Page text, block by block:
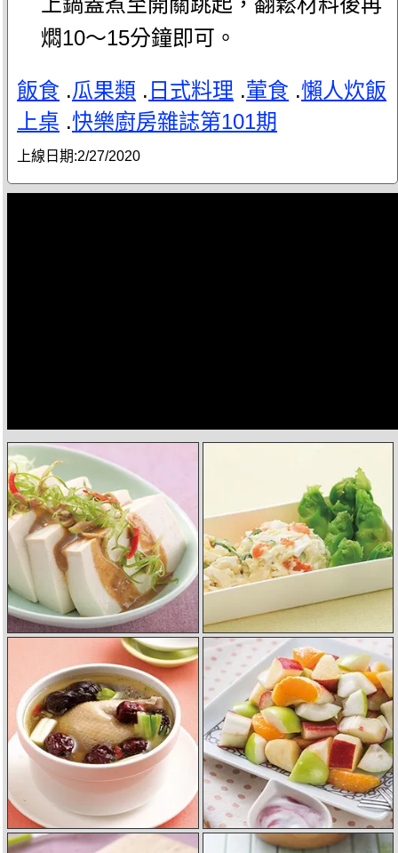
燜10～15分鐘即可。
飯食 .瓜果類 . 日式料理 .葷食 .懶人炊飯
上桌 .快樂廚房雜誌第101期
上線日期:2/27/2020